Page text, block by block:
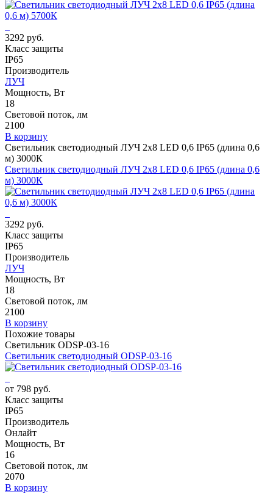
3292 руб.
Класс защиты
IP65
Производитель
ЛУЧ
Мощность, Вт
18
Световой поток, лм
2100
В корзину
Светильник светодиодный ЛУЧ 2х8 LED 0,6 IP65 (длина 0,6
м) 3000К
Светильник светодиодный ЛУЧ 2х8 LED 0,6 IP65 (длина 0,6
м) 3000К
3292 руб.
Класс защиты
IP65
Производитель
ЛУЧ
Мощность, Вт
18
Световой поток, лм
2100
В корзину
Похожие товары
Светильник ODSP-03-16
Светильник светодиодный ODSP-03-16
от 798 руб.
Класс защиты
IP65
Производитель
Онлайт
Мощность, Вт
16
Световой поток, лм
2070
В корзину